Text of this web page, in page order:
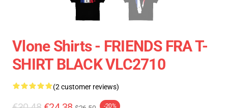
Vlone Shirts - FRIENDS FRA T-
SHIRT BLACK VLC2710
(2 customer reviews)
-20%